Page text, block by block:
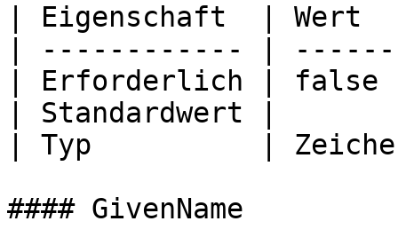
| Eigenschaft  |
| ------------ |
| Erforderlich |
| Standardwert |
| Typ          |
#### GivenName